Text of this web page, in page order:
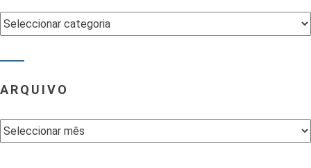
Categorias
ARQUIVO
Arquivo